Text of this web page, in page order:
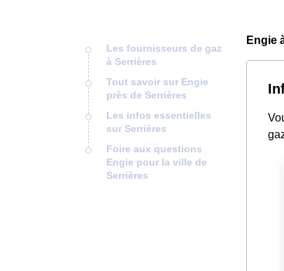
Les fournisseurs de gaz
à Serrières
Tout savoir sur Engie
près de Serrières
Les infos essentielles
sur Serrières
Foire aux questions
Engie pour la ville de
Serrières
Engie